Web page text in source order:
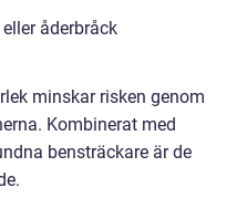
åderbråck
minskar risken genom
Kombinerat med
bensträckare är de